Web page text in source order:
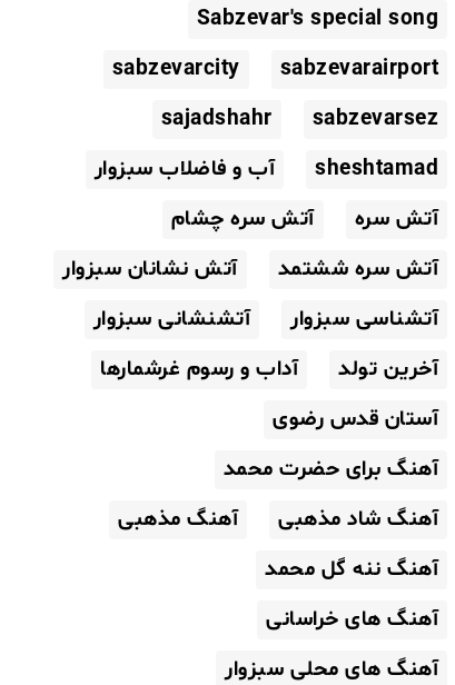
Sabzevar's special song
sabzevarairport
sabzevarcity
sabzevarsez
sajadshahr
sheshtamad
آب و فاضلاب سبزوار
آتش سره
آتش سره چشام
آتش سره ششتمد
آتش نشانان سبزوار
آتشناسی سبزوار
آتشنشانی سبزوار
آخرین تولد
آداب و رسوم غرشمارها
آستان قدس رضوی
آهنگ برای حضرت محمد
آهنگ شاد مذهبی
آهنگ مذهبی
آهنگ ننه گل محمد
آهنگ های خراسانی
آهنگ های محلی سبزوار